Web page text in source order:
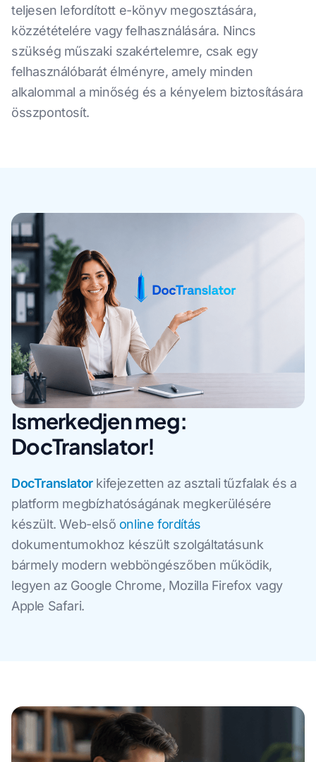
teljesen lefordított e-könyv megosztására,
közzétételére vagy felhasználására. Nincs
szükség műszaki szakértelemre, csak egy
felhasználóbarát élményre, amely minden
alkalommal a minőség és a kényelem biztosítására
összpontosít.
Ismerkedjen meg:
DocTranslator!
DocTranslatorkifejezetten az asztali tűzfalak és a
platform megbízhatóságának megkerülésére
készült. Web-első online fordítás
dokumentumokhoz készült szolgáltatásunk
bármely modern webböngészőben működik,
legyen az Google Chrome, Mozilla Firefox vagy
Apple Safari.